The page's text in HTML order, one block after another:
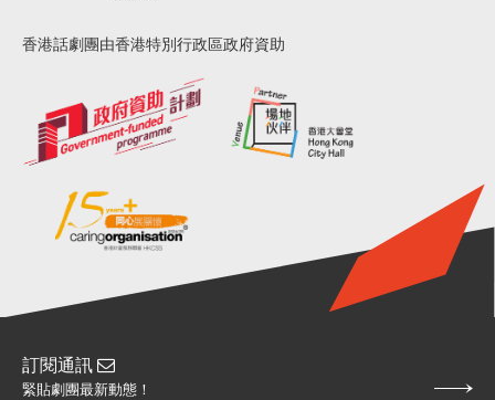
香港話劇團由香港特別行政區政府資助
訂閱通訊
緊貼劇團最新動態！